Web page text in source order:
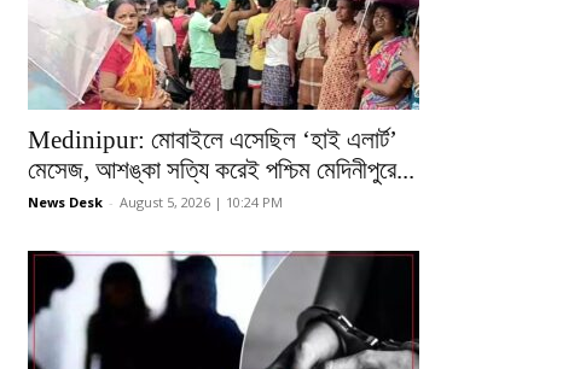
Medinipur: মোবাইলে এসেছিল ‘হাই এলার্ট’
মেসেজ, আশঙ্কা সত্যি করেই পশ্চিম মেদিনীপুরে...
News Desk - August 5, 2026 | 10:24 PM